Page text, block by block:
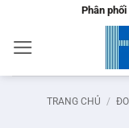
nội
dung
Phân
TRANG CHỦ /